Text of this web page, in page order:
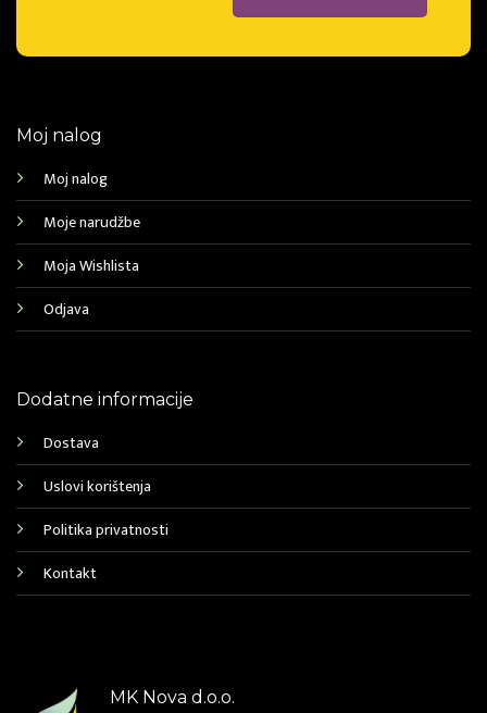
Moj nalog
Moj nalog
Moje narudžbe
Moja Wishlista
Odjava
Dodatne informacije
Dostava
Uslovi korištenja
Politika privatnosti
Kontakt
MK Nova d.o.o.